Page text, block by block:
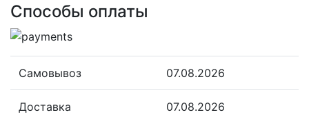
Способы оплаты
Самовывоз 07.08.2026
Доставка 07.08.2026